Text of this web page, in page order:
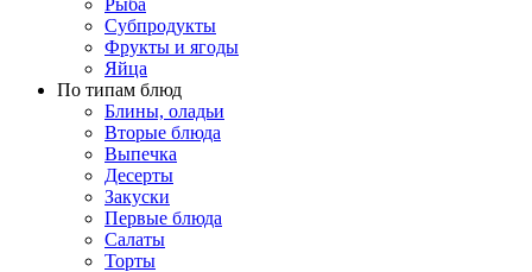
Субпродукты
Фрукты и ягоды
Яйца
По типам блюд
Блины, оладьи
Вторые блюда
Выпечка
Десерты
Закуски
Первые блюда
Салаты
Торты